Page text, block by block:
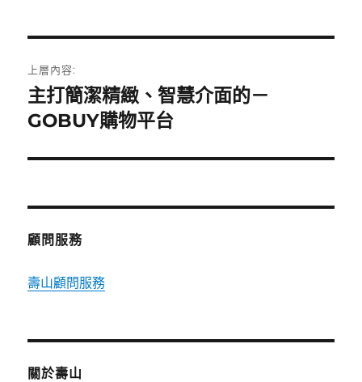
章
導
覽
上層內容:
主打簡潔精緻、智慧介面的－
GOBUY購物平台
顧問服務
壽山顧問服務
關於壽山